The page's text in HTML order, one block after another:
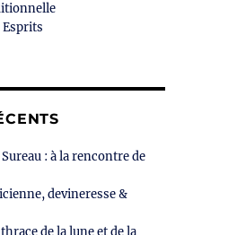
Esprits
: à la rencontre de
devineresse &